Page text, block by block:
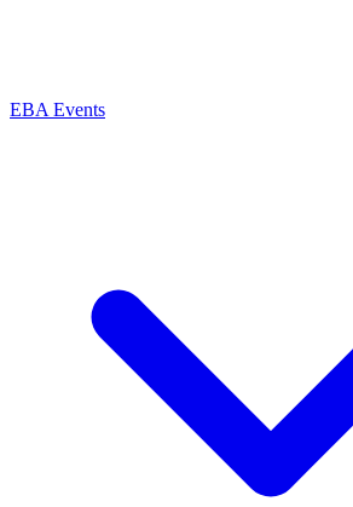
EBA Events